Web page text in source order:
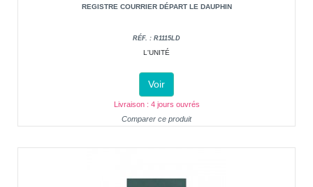
REGISTRE COURRIER DÉPART LE DAUPHIN
RÉF. : R1115LD
L'UNITÉ
Voir
Livraison : 4 jours ouvrés
Comparer ce produit